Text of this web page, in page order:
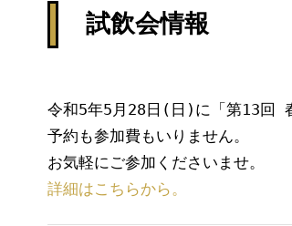
試飲会情報
令和5年5月28日(日)に「第13回
予約も参加費もいりません。
詳細はこちらから。